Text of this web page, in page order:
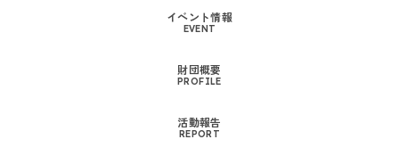
イベント情報
EVENT
財団概要
PROFILE
活動報告
REPORT